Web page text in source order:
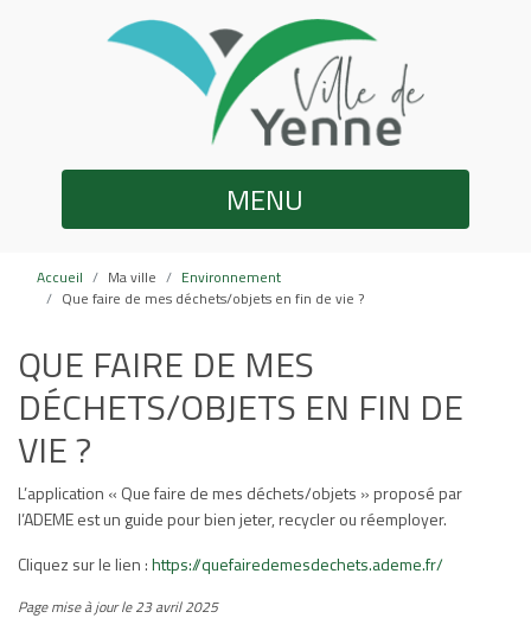
MENU
Accueil Ma ville
Environnement
Que faire de mes déchets/objets en fin de vie ?
QUE FAIRE DE MES
DÉCHETS/OBJETS EN FIN DE
VIE ?
L’application « Que faire de mes déchets/objets » proposé par
l’ADEME est un guide pour bien jeter, recycler ou réemployer.
Cliquez sur le lien :https://quefairedemesdechets.ademe.fr/
Page mise à jour le 23 avril 2025